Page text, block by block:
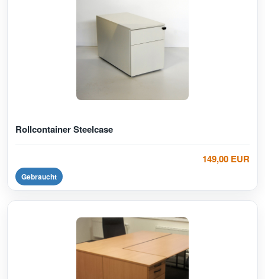
Rollcontainer Steelcase
149,00 EUR
Gebraucht